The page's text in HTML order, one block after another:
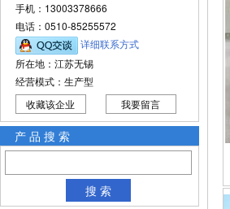
手机：13003378666
电话：0510-85255572
详细联系方式
所在地：江苏无锡
经营模式：生产型
收藏该企业
我要留言
产品搜索
搜 索